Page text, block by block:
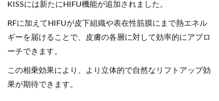
KISSには新たにHIFU機能が追加されました。
RFに加えてHIFUが皮下組織や表在性筋膜にまで熱エネル
ギーを届けることで、皮膚の各層に対して効率的にアプロ
ーチできます。
この相乗効果により、より立体的で自然なリフトアップ効
果が期待できます。